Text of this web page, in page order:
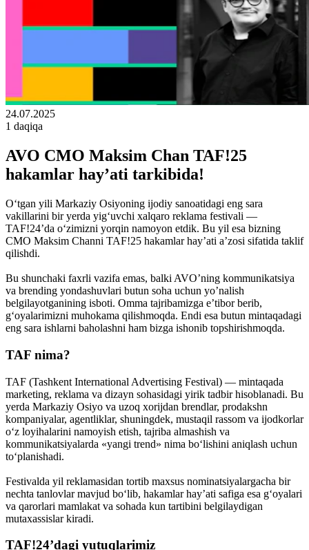
24.07.2025
1 daqiqa
AVO CMO Maksim Chan TAF!25
hakamlar hay’ati tarkibida!
O‘tgan yili Markaziy Osiyoning ijodiy sanoatidagi eng sara
vakillarini bir yerda yig‘uvchi xalqaro reklama festivali —
TAF!24’da o‘zimizni yorqin namoyon etdik. Bu yil esa bizning
CMO Maksim Channi TAF!25 hakamlar hay’ati a’zosi sifatida taklif
qilishdi.
Bu shunchaki faxrli vazifa emas, balki AVO’ning kommunikatsiya
va brending yondashuvlari butun soha uchun yo’nalish
belgilayotganining isboti. Omma tajribamizga e’tibor berib,
g‘oyalarimizni muhokama qilishmoqda. Endi esa butun mintaqadagi
eng sara ishlarni baholashni ham bizga ishonib topshirishmoqda.
TAF nima?
TAF (Tashkent International Advertising Festival) — mintaqada
marketing, reklama va dizayn sohasidagi yirik tadbir hisoblanadi. Bu
yerda Markaziy Osiyo va uzoq xorijdan brendlar, prodakshn
kompaniyalar, agentliklar, shuningdek, mustaqil rassom va ijodkorlar
o‘z loyihalarini namoyish etish, tajriba almashish va
kommunikatsiyalarda «yangi trend» nima bo‘lishini aniqlash uchun
to‘planishadi.
Festivalda yil reklamasidan tortib maxsus nominatsiyalargacha bir
nechta tanlovlar mavjud bo‘lib, hakamlar hay’ati safiga esa g‘oyalari
va qarorlari mamlakat va sohada kun tartibini belgilaydigan
mutaxassislar kiradi.
TAF!24’dagi yutuqlarimiz